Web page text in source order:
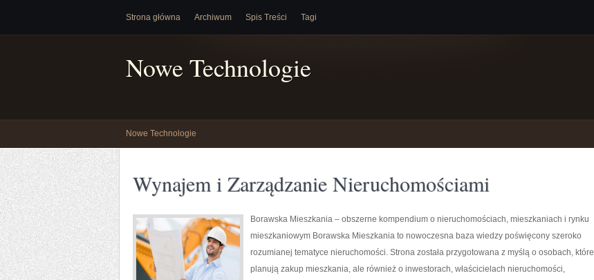
Strona główna Archiwum Spis Treści Tagi
Nowe Technologie
Nowe Technologie
Wynajem i Zarządzanie Nieruchomościami
Borawska Mieszkania – obszerne kompendium o nieruchomościach, mieszkaniach i rynku
mieszkaniowym Borawska Mieszkania to nowoczesna baza wiedzy poświęcony szeroko
rozumianej tematyce nieruchomości. Strona została przygotowana z myślą o osobach, które
planują zakup mieszkania, ale również o inwestorach, właścicielach nieruchomości,